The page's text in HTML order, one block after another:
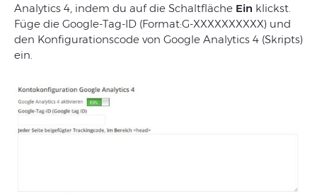
Analytics 4, indem du auf die Schaltfläche Ein klickst.
Füge die Google-Tag-ID (Format:G-XXXXXXXXXX) und
den Konfigurationscode von Google Analytics 4 (Skripts)
ein.